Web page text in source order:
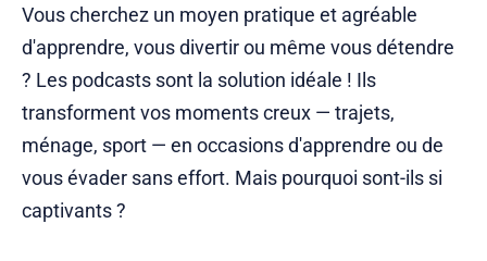
Vous cherchez un moyen pratique et agréable
d'apprendre, vous divertir ou même vous détendre
? Les podcasts sont la solution idéale ! Ils
transforment vos moments creux — trajets,
ménage, sport — en occasions d'apprendre ou de
vous évader sans effort. Mais pourquoi sont-ils si
captivants ?